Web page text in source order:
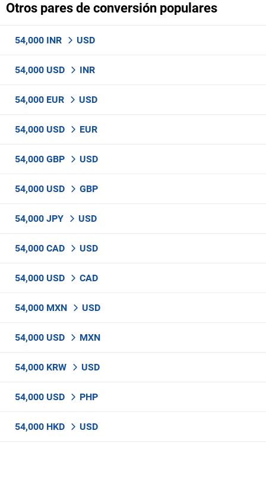
Otros pares de conversión populares
54,000 INR USD
54,000 USD INR
54,000 EUR USD
54,000 USD EUR
54,000 GBP USD
54,000 USD GBP
54,000 JPY USD
54,000 CAD USD
54,000 USD CAD
54,000 MXN USD
54,000 USD MXN
54,000 KRW USD
54,000 USD PHP
54,000 HKD USD